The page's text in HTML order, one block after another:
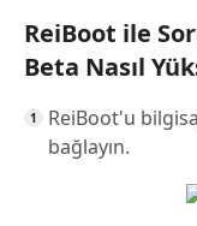
ReiBoot ile
Beta Nasıl
ReiBoot'u
bağlayın.